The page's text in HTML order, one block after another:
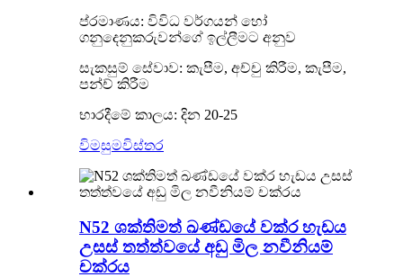
ප්රමාණය: විවිධ වර්ගයන් හෝ
ගනුදෙනුකරුවන්ගේ ඉල්ලීමට අනුව
සැකසුම් සේවාව: කැපීම, අච්චු කිරීම, කැපීම,
පන්ච් කිරීම
භාරදීමේ කාලය: දින 20-25
විමසුමවිස්තර
N52 ශක්තිමත් ඛණ්ඩයේ වක්ර හැඩය
උසස් තත්ත්වයේ අඩු මිල නවීනියම්
චක්රය